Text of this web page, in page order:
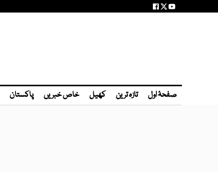
صفحۂ اول تازہ ترین کھیل خاص خبریں پاکستان